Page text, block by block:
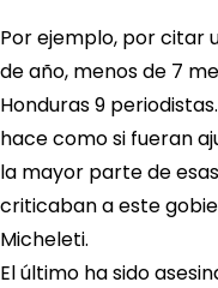
Por ejemplo, por citar
de año, menos de 7
Honduras 9
hace como si fueran
la mayor parte de
criticaban a este
Micheleti.
El último ha sido